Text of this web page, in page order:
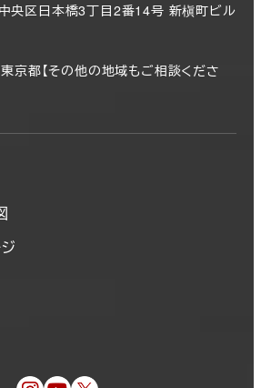
央区日本橋3丁目2番14号 新槇町ビル
京都【その他の地域もご相談くださ